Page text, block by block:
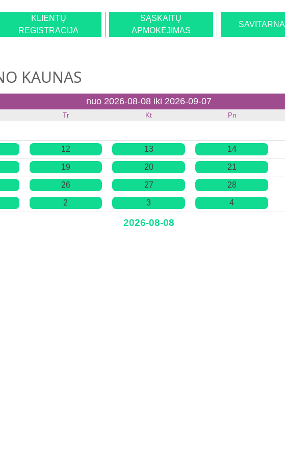
KLIENTŲ
REGISTRACIJA
SĄSKAITŲ
APMOKĖJIMAS
SAVITARNA
KAUNAS
nuo 2026-08-08 iki 2026-09-07
Tr Kt Pn
12 13 14
19 20 21
26 27 28
2 3 4
2026-08-08